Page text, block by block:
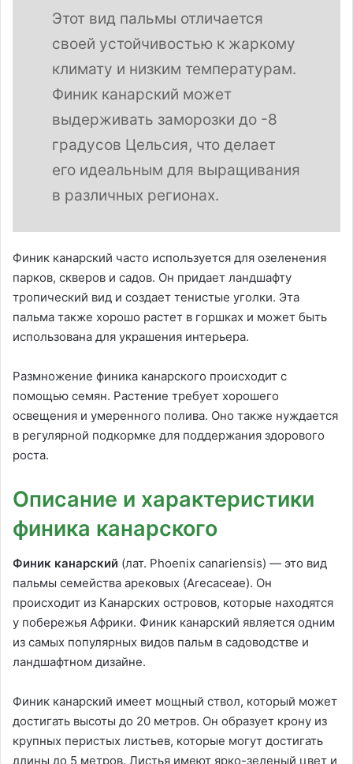
Этот вид пальмы отличается
своей устойчивостью к жаркому
климату и низким температурам.
Финик канарский может
выдерживать заморозки до -8
градусов Цельсия, что делает
его идеальным для выращивания
в различных регионах.
Финик канарский часто используется для озеленения
парков, скверов и садов. Он придает ландшафту
тропический вид и создает тенистые уголки. Эта
пальма также хорошо растет в горшках и может быть
использована для украшения интерьера.
Размножение финика канарского происходит с
помощью семян. Растение требует хорошего
освещения и умеренного полива. Оно также нуждается
в регулярной подкормке для поддержания здорового
роста.
Описание и характеристики
финика канарского
Финик канарский (лат. Phoenix canariensis) — это вид
пальмы семейства арековых (Arecaceae). Он
происходит из Канарских островов, которые находятся
у побережья Африки. Финик канарский является одним
из самых популярных видов пальм в садоводстве и
ландшафтном дизайне.
Финик канарский имеет мощный ствол, который может
достигать высоты до 20 метров. Он образует крону из
крупных перистых листьев, которые могут достигать
длины до 5 метров. Листья имеют ярко-зеленый цвет и